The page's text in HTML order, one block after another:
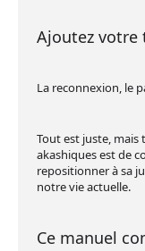
Ajoutez votre
La reconnexion, le
Tout est juste, mais
akashiques est de
repositionner à sa
notre vie actuelle.
Ce manuel